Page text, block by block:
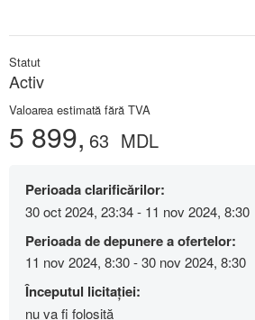
Statut
Activ
Valoarea estimată fără TVA
5 899, 63 MDL
Perioada clarificărilor:
30 oct 2024, 23:34 - 11 nov 2024, 8:30
Perioada de depunere a ofertelor:
11 nov 2024, 8:30 - 30 nov 2024, 8:30
Începutul licitației:
nu va fi folosită